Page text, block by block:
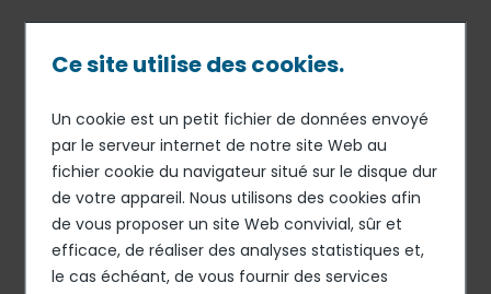
principal
Fil
d'Ariane
28 MAI 19 RESTAURATION COLLECTIVE
Elior devient l’un des
principaux restaurateurs de
Renault en France
Ce site utilise des cookies.
Un cookie est un petit fichier de données envoyé
par le serveur internet de notre site Web au
fichier cookie du navigateur situé sur le disque dur
de votre appareil. Nous utilisons des cookies afin
de vous proposer un site Web convivial, sûr et
efficace, de réaliser des analyses statistiques et,
le cas échéant, de vous fournir des services